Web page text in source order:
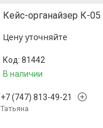
Кейс-органайзер К-
Цену уточняйте
81442
В наличии
+7 (747) 813-49-21
Татьяна